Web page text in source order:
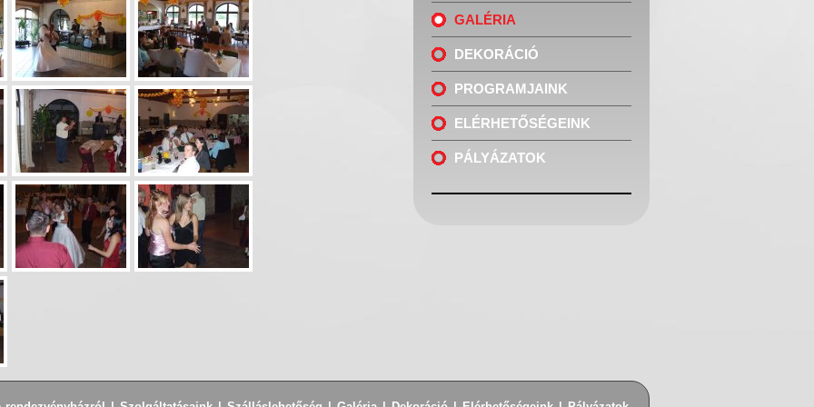
GALÉRIA
DEKORÁCIÓ
PROGRAMJAINK
ELÉRHETŐSÉGEINK
PÁLYÁZATOK